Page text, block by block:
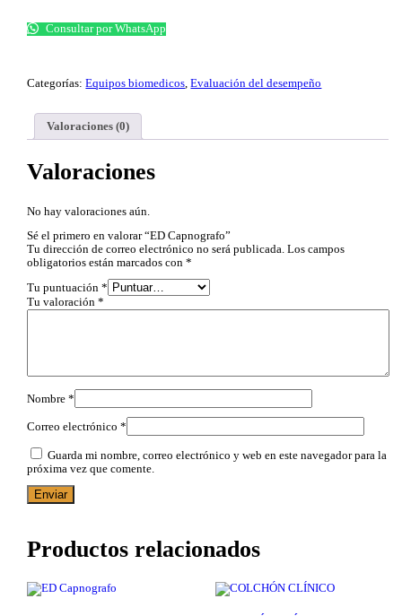
Consultar por WhatsApp
Categorías:Equipos biomedicos,Evaluación del desempeño
Valoraciones (0)
Valoraciones
No hay valoraciones aún.
Sé el primero en valorar “ED Capnografo”
Tu dirección de correo electrónico no será publicada. Los campos
obligatorios están marcados con*
Tu puntuación*
Tu valoración*
Nombre*
Correo electrónico*
Guarda mi nombre, correo electrónico y web en este navegador para la
próxima vez que comente.
Productos relacionados